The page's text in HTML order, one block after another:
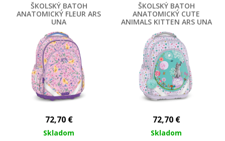
ŠKOLSKÝ BATOH
ANATOMICKÝ FLEUR ARS
UNA
72,70 €
Skladom
ŠKOLSKÝ BATOH
ANATOMICKÝ CUTE
ANIMALS KITTEN ARS UNA
72,70 €
Skladom